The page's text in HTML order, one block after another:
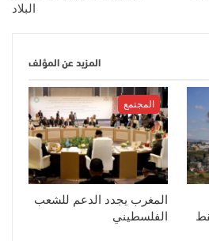
البلاد
المزيد عن المؤلف
المجتمع
المغرب يجدد الدعم للشعب
الفلسطيني